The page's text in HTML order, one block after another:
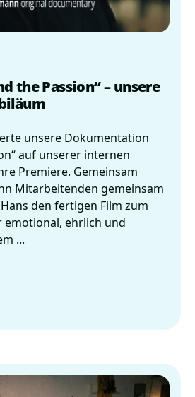
the Passion“ – unsere
unsere Dokumentation
auf unserer internen
Premiere. Gemeinsam
Mitarbeitenden gemeinsam
den fertigen Film zum
emotional, ehrlich und
...